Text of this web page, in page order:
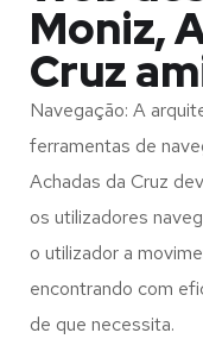
Moniz,
Cruz
Navegação: A
ferramentas de
Achadas da Cruz
os utilizadores
o utilizador a
encontrando com
de que necessita.